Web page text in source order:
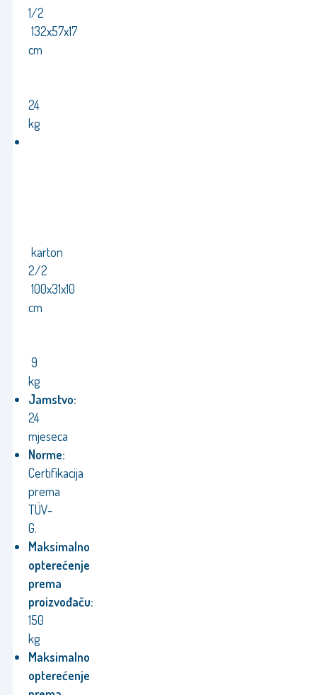
1/2
132x57x17
cm
24
kg
karton
2/2
100x31x10
cm
9
kg
Jamstvo:
24
mjeseca
Norme:
Certifikacija
prema
TÜV-
G.
Maksimalno
opterećenje
prema
proizvođaču:
150
kg
Maksimalno
opterećenje